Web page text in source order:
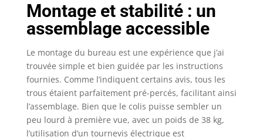
répond aux normes
nationales de qualité
de l'air. 【Cadre
robuste et moteur
durable】 Le cadre en
acier de qualité
industrielle et la
conception
structurelle en forme
de T permettent à ce
bureau réglable en
Montage et stabilité : un
assemblage accessible
Le montage du bureau est une expérience que j’ai
trouvée simple et bien guidée par les instructions
fournies. Comme l’indiquent certains avis, tous les
trous étaient parfaitement pré-percés, facilitant ainsi
l’assemblage. Bien que le colis puisse sembler un
peu lourd à première vue, avec un poids de 38 kg,
l’utilisation d’un tournevis électrique est